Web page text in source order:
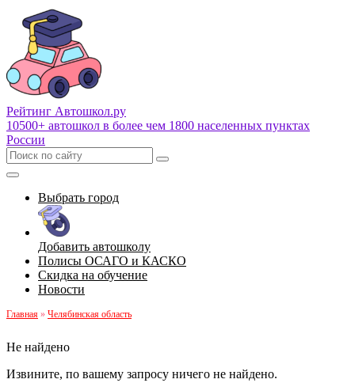
Рейтинг Автошкол.ру
10500+ автошкол в более чем 1800 населенных пунктах
России
Выбрать город
Добавить автошколу
Полисы ОСАГО и КАСКО
Скидка на обучение
Новости
Главная » Челябинская область
Не найдено
Извините, по вашему запросу ничего не найдено.